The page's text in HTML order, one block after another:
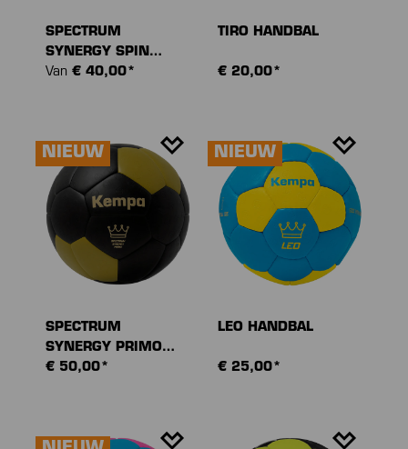
SPECTRUM
SYNERGY SPIN
HANDBAL
Van € 40,00*
TIRO HANDBAL
€ 20,00*
NIEUW
SPECTRUM
SYNERGY PRIMO
HANDBAL
€ 50,00*
NIEUW
LEO HANDBAL
€ 25,00*